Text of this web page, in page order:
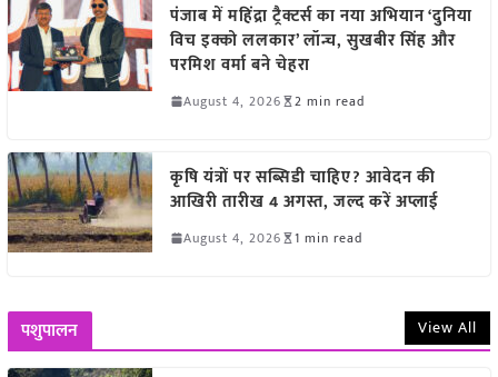
पंजाब में महिंद्रा ट्रैक्टर्स का नया अभियान ‘दुनिया
विच इक्को ललकार’ लॉन्च, सुखबीर सिंह और
परमिश वर्मा बने चेहरा
August 4, 2026 2 min read
कृषि यंत्रों पर सब्सिडी चाहिए? आवेदन की
आखिरी तारीख 4 अगस्त, जल्द करें अप्लाई
August 4, 2026 1 min read
पशुपालन View All